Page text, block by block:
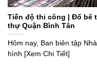
Tiến độ thi công | Đổ bê
thự Quận Bình Tân
Hôm nay, Ban biên tập
hình [Xem Chi Tiết]